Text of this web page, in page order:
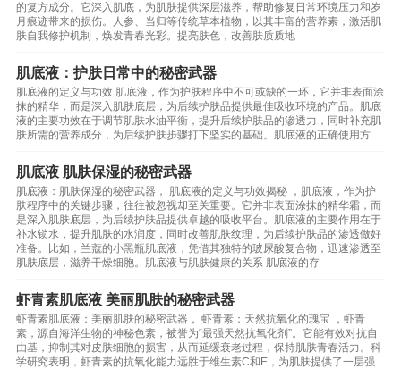
的复方成分。它深入肌底，为肌肤提供深层滋养，帮助修复日常环境压力和岁
月痕迹带来的损伤。人参、当归等传统草本植物，以其丰富的营养素，激活肌
肤自我修护机制，焕发青春光彩。提亮肤色，改善肤质质地
肌底液：护肤日常中的秘密武器
肌底液的定义与功效 肌底液，作为护肤程序中不可或缺的一环，它并非表面涂
抹的精华，而是深入肌肤底层，为后续护肤品提供最佳吸收环境的产品。肌底
液的主要功效在于调节肌肤水油平衡，提升后续护肤品的渗透力，同时补充肌
肤所需的营养成分，为后续护肤步骤打下坚实的基础。肌底液的正确使用方
肌底液 肌肤保湿的秘密武器
肌底液：肌肤保湿的秘密武器， 肌底液的定义与功效揭秘 ，肌底液，作为护
肤程序中的关键步骤，往往被忽视却至关重要。它并非表面涂抹的精华霜，而
是深入肌肤底层，为后续护肤品提供卓越的吸收平台。肌底液的主要作用在于
补水锁水，提升肌肤的水润度，同时改善肌肤纹理，为后续护肤品的渗透做好
准备。比如，兰蔻的小黑瓶肌底液，凭借其独特的玻尿酸复合物，迅速渗透至
肌肤底层，滋养干燥细胞。肌底液与肌肤健康的关系 肌底液的存
虾青素肌底液 美丽肌肤的秘密武器
虾青素肌底液：美丽肌肤的秘密武器， 虾青素：天然抗氧化的瑰宝 ，虾青
素，源自海洋生物的神秘色素，被誉为“最强天然抗氧化剂”。它能有效对抗自
由基，抑制其对皮肤细胞的损害，从而延缓衰老过程，保持肌肤青春活力。科
学研究表明，虾青素的抗氧化能力远胜于维生素C和E，为肌肤提供了一层强